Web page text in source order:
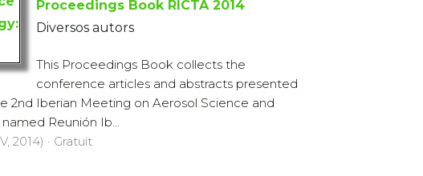
Proceedings Book RICTA 2014
Diversos autors
This Proceedings Book collects the
conference articles and abstracts presented
2nd Iberian Meeting on Aerosol Science and
Reunión Ib...
2014) · Gratuït